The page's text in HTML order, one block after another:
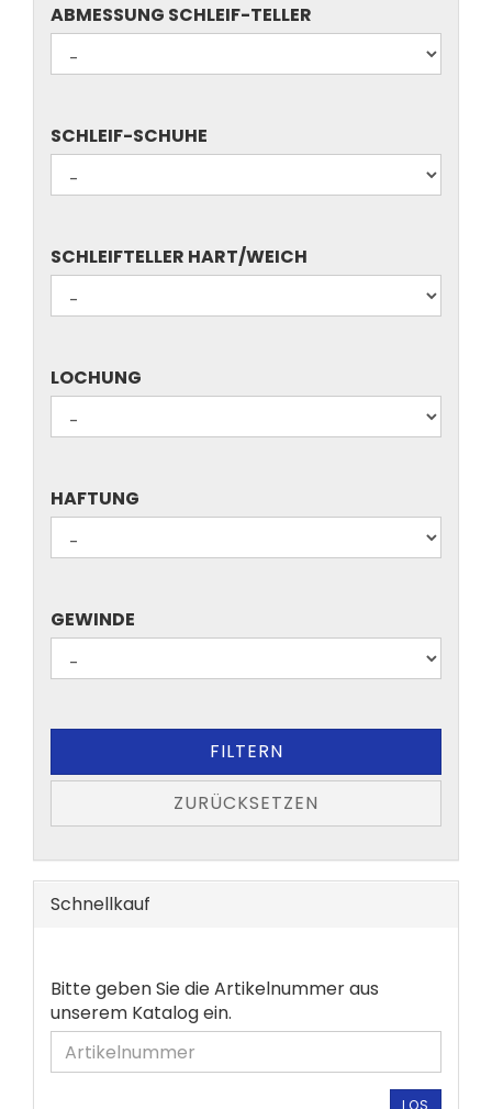
ABMESSUNG
SCHLEIF-
TELLER
ABMESSUNG SCHLEIF-TELLER
SCHLEIF-
SCHUHE
SCHLEIF-SCHUHE
SCHLEIFTELLER
HART/WEICH
SCHLEIFTELLER HART/WEICH
LOCHUNG
LOCHUNG
HAFTUNG
HAFTUNG
GEWINDE
GEWINDE
FILTERN
ZURÜCKSETZEN
Schnellkauf
BITTE
GEBEN
SIE
DIE
Bitte geben Sie die Artikelnummer aus
unserem Katalog ein.
LOS